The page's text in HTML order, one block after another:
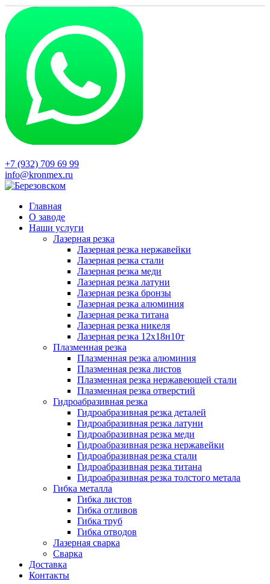
+7 (932) 709 69 99
info@kronmex.ru
Главная
О заводе
Наши услуги
Лазерная резка
Лазерная резка нержавейки
Лазерная резка стали
Лазерная резка меди
Лазерная резка латуни
Лазерная резка бронзы
Лазерная резка алюминия
Лазерная резка титана
Лазерная резка никеля
Лазерная резка 12х18н10т
Плазменная резка
Плазменная резка алюминия
Плазменная резка листов
Плазменная резка нержавеющей стали
Плазменная резка отверстий
Гидроабразивная резка
Гидроабразивная резка деталей
Гидроабразивная резка латуни
Гидроабразивная резка меди
Гидроабразивная резка нержавейки
Гидроабразивная резка стали
Гидроабразивная резка титана
Гидроабразивная резка толстого метала
Гибка металла
Гибка листов
Гибка отливов
Гибка труб
Гибка отводов
Лазерная сварка
Сварка
Доставка
Контакты